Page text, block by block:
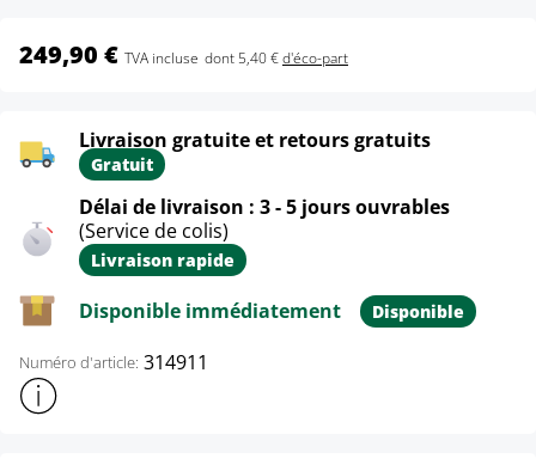
249,90 € TVA incluse dont 5,40 €d'éco-part
Livraison gratuite et retours gratuits
Gratuit
Délai de livraison : 3 - 5 jours ouvrables
(Service de colis)
Livraison rapide
Disponible immédiatement Disponible
Numéro d'article: 314911
Afficher plus d'informations sur le produit